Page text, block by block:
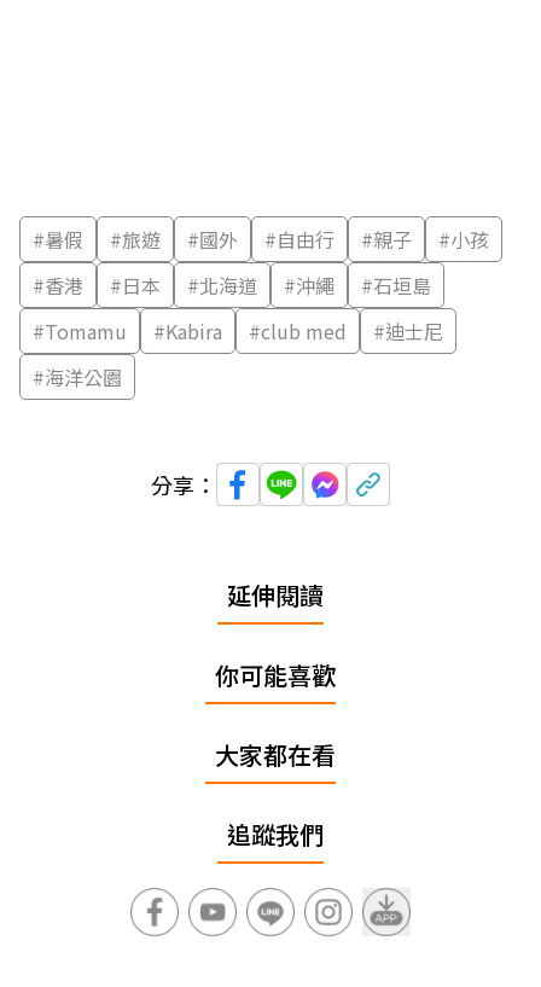
#暑假 #旅遊 #國外 #自由行 #親子 #小孩
#香港 #日本 #北海道 #沖繩 #石垣島
#Tomamu #Kabira #club med #迪士尼
#海洋公園
分享：
延伸閱讀
你可能喜歡
大家都在看
追蹤我們